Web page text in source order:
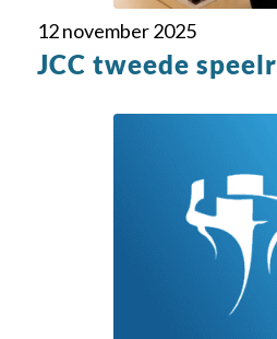
12 november 2025
JCC tweede